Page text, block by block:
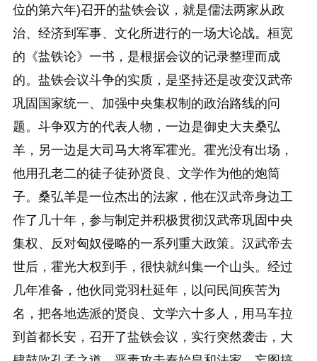
位的第六年)召开的盐铁会议，就是儒法两家从政
治、经济到军事、文化所进行的一场大论战。桓宽
的《盐铁论》一书，是根据会议的记录整理而成
的。盐铁会议斗争的实质，是坚持还是改变汉武帝
巩固国家统一、加强中央集权制的政治路线的问
题。斗争双方的代表人物，一边是御史大夫桑弘
羊，另一边是大司马大将军霍光。霍光没有出场，
他用孔老二的徒子徒孙贤良、文学作为他的炮筒
子。桑弘羊是一位杰出的法家，他在汉武帝身边工
作了几十年，参与制定并积极贯彻汉武帝巩固中央
集权、反对匈奴侵略的一系列重大政策。汉武帝去
世后，霍光大权到手，很快就纠集一个山头。经过
几年准备，他伙同党羽杜延年，以问民间疾苦为
名，把各地选派的贤良、文学六十多人，用马车拉
到首都长安，召开了盐铁会议，实行突然袭击，大